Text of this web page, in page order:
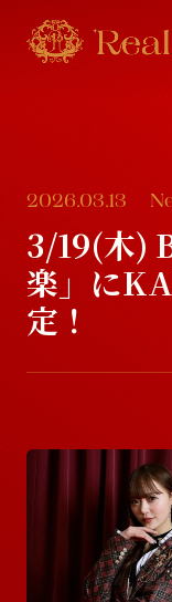
S
S
D is
Dis
2026.03.13
3/19(木)
楽」に
定！